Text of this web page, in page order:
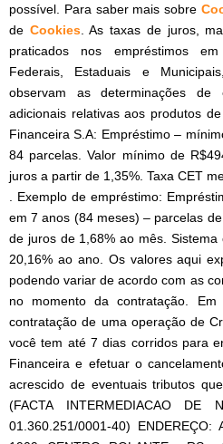
possível. Para saber mais sobre
de Cookies. As taxas de juros,
praticados nos empréstimos
Federais, Estaduais e
observam as determinações de
adicionais relativas aos produtos
Financeira S.A: Empréstimo –
84 parcelas. Valor mínimo de
juros a partir de 1,35%. Taxa CET
. Exemplo de empréstimo:
em 7 anos (84 meses) – parcelas
de juros de 1,68% ao mês.
20,16% ao ano. Os valores aqui
podendo variar de acordo com as
no momento da contratação.
contratação de uma operação de
você tem até 7 dias corridos para
Financeira e efetuar o
acrescido de eventuais tributos
(FACTA INTERMEDIACAO DE
01.360.251/0001-40) ENDEREÇO: